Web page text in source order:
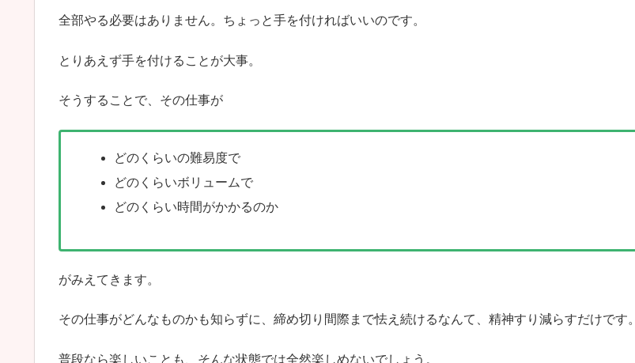
全部やる必要はありません。ちょっと手を付ければいいのです。
とりあえず手を付けることが大事。
そうすることで、その仕事が
どのくらいの難易度で
どのくらいボリュームで
どのくらい時間がかかるのか
がみえてきます。
その仕事がどんなものかも知らずに、締め切り間際まで怯え続けるなんて、精神すり減らすだけです。
普段なら楽しいことも、そんな状態では全然楽しめないでしょう。